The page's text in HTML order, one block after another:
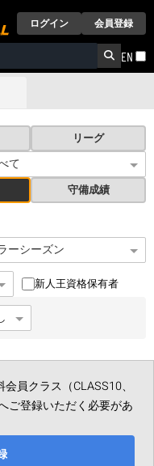
ログイン 会員登録
EN
リーグ
守備成績
新人王資格保有者
員クラス（CLASS10、
ご登録いただく必要があ